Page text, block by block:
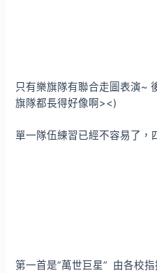
只有樂旗隊有聯合走圖表演~
旗隊都長得好像啊><)
單一隊伍練習已經不容易了，
第一首是”萬世巨星” 由各校